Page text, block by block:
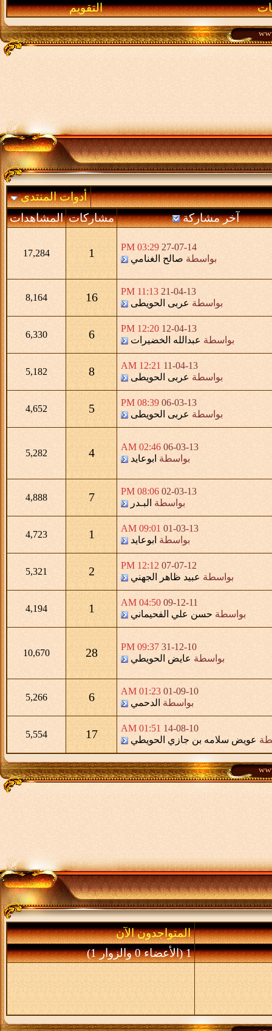
التقويم
أدوات المنتدى
آخر مشاركة
مشاركات المشاهدات
27-07-14
03:29 PM
بواسطة صالح الغنامي 1
17,284
21-04-13
11:13 PM
بواسطة عربى الحويطى 16
8,164
12-04-13
12:20 PM
بواسطة عبدالله الخضيرات 6
6,330
11-04-13
12:21 AM
بواسطة عربى الحويطى 8
5,182
06-03-13
08:39 PM
بواسطة عربى الحويطى 5
4,652
06-03-13
02:46 AM
بواسطة ابوعايد 4
5,282
02-03-13
08:06 PM
بواسطة البـدر 7
4,888
01-03-13
09:01 AM
بواسطة ابوعايد 1
4,723
07-07-12
12:12 PM
بواسطة عبيد ظاهر الجهني 2
5,321
09-12-11
04:50 AM
بواسطة حسن علي الفحيماني 1
4,194
31-12-10
09:37 PM
بواسطة عايض الحويطي 28
10,670
01-09-10
01:23 AM
بواسطة الدحمي 6
5,266
14-08-10
01:51 AM
عويض سلامه بن جازي الحويطي 17
5,554
المتواجدون الآن
1 (الأعضاء 0 والزوار 1)